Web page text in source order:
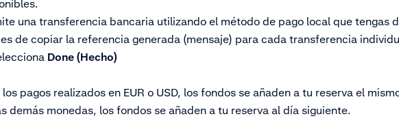
una transferencia bancaria utilizando el método de pago local que tengas
de copiar la referencia generada (mensaje) para cada transferencia
Done (Hecho)
los pagos realizados en EUR o USD, los fondos se añaden a tu reserva el
demás monedas, los fondos se añaden a tu reserva al día siguiente.